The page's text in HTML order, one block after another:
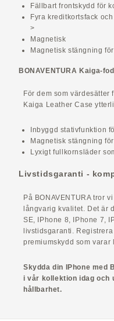
Fällbart frontskydd för
Fyra kreditkortsfack
>
Magnetisk
Magnetisk stängning
BONAVENTURA Kaiga-
För dem som
Kaiga Leather Case
Inbyggd stativfunktion
Magnetisk stängning
Lyxigt fullkornsläder
Livstidsgaranti -
På BONAVENTURA tror
långvarig kvalitet. Det är
SE, IPhone 8, IPhone 7,
livstidsgaranti.
premiumskydd som varar
Skydda din IPhone med
i vår kollektion idag och
hållbarhet.